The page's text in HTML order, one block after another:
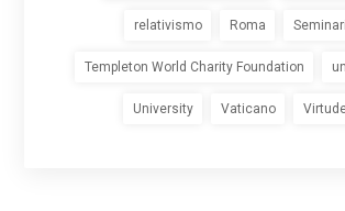
relativismo Roma
Templeton World Charity Foundation
University Vaticano